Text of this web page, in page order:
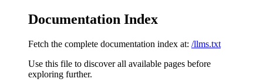
Documentation Index
Fetch the complete documentation index at: /llms.txt
Use this file to discover all available pages before
exploring further.